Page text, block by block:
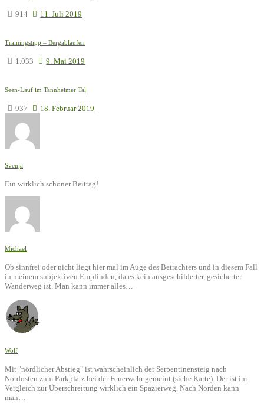
914 11. Juli 2019
Trainingstipp – Bergablaufen
1.033 9. Mai 2019
Seen-Lauf im Tannheimer Tal
937 18. Februar 2019
Svenja
Ein wirklich schöner Beitrag!
Michael
Ob sinnfrei oder nicht liegt hier mal im Auge des Betrachters und in diesem Fall
in meinem subjektiven Empfinden, da es kein ausgeschilderter, gesicherter
Wanderweg ist. Man kann immer alles…
Wolf
Mit "nördlicher Abstieg" ist wahrscheinlich der Serpentinensteig nach
Nordosten zum Parkplatz bei der Feuerwehr gemeint (siehe Karte). Der ist im
Vergleich zur Überschreitung wirklich ein Spazierweg. Nach Norden kann
man…